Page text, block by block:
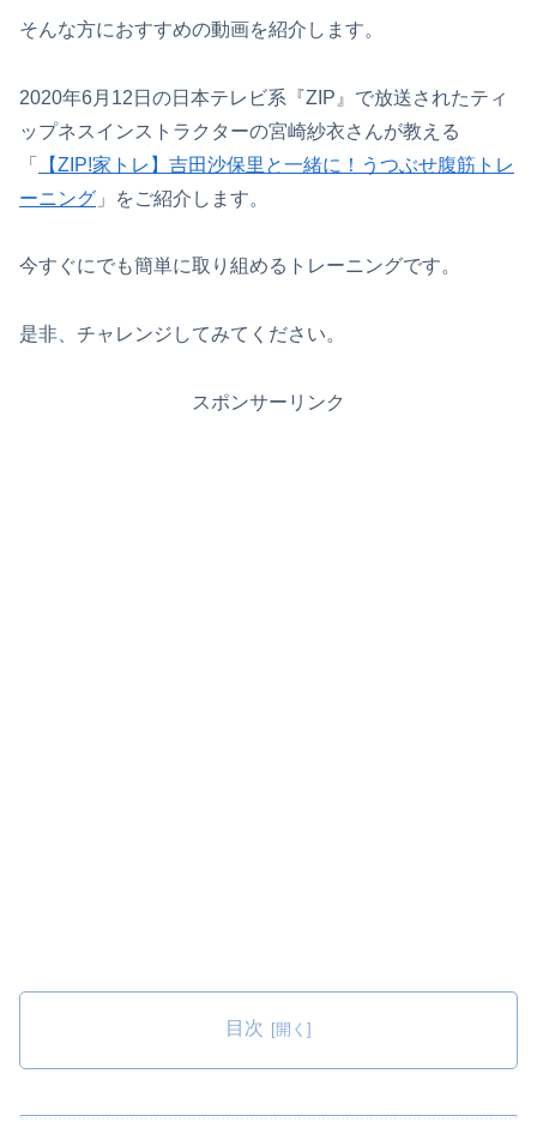
そんな方におすすめの動画を紹介します。
2020年6月12日の日本テレビ系『ZIP』で放送されたティ
ップネスインストラクターの宮崎紗衣さんが教える
「
【ZIP!家トレ】吉田沙保里と一緒に！うつぶせ腹筋トレ
ーニング 」をご紹介します。
今すぐにでも簡単に取り組めるトレーニングです。
是非、チャレンジしてみてください。
スポンサーリンク
目次